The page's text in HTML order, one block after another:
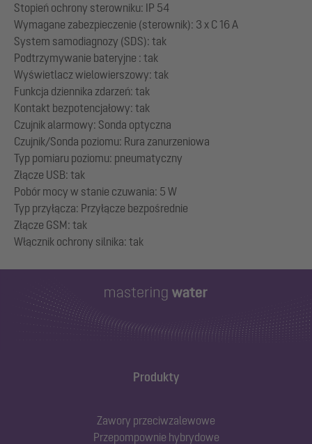
Stopień ochrony sterowniku: IP 54
Wymagane zabezpieczenie (sterownik): 3 x C 16 A
System samodiagnozy (SDS): tak
Podtrzymywanie bateryjne : tak
Wyświetlacz wielowierszowy: tak
Funkcja dziennika zdarzeń: tak
Kontakt bezpotencjałowy: tak
Czujnik alarmowy: Sonda optyczna
Czujnik/Sonda poziomu: Rura zanurzeniowa
Typ pomiaru poziomu: pneumatyczny
Złącze USB: tak
Pobór mocy w stanie czuwania: 5 W
Typ przyłącza: Przyłącze bezpośrednie
Złącze GSM: tak
Produkty
Zawory przeciwzalewowe
Przepompownie hybrydowe